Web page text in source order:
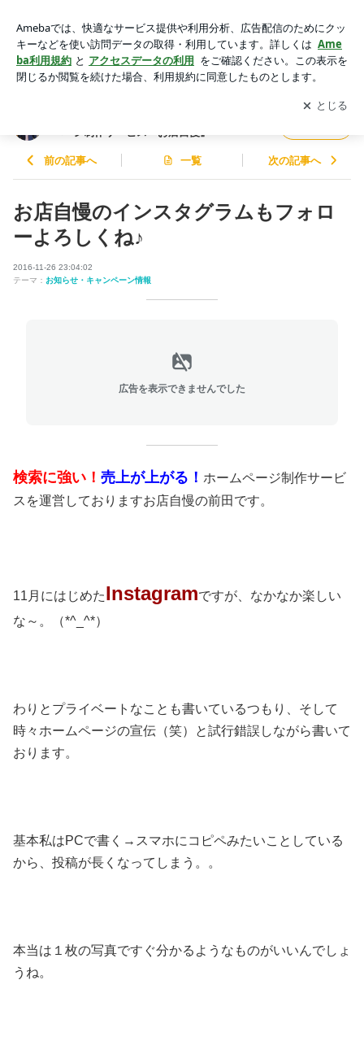
00件の実績！】誰でも簡単♪ホームページ制作サービス『お店
自慢』
アプリをダウンロードして ブログの更新通知
を受け取りまし
ょう。
開く
ページ制作サービス『お店自慢』
前の記事へ 一覧 次の記事へ
お店自慢のインスタグラムもフォロ
ーよろしくね♪
2016-11-26 23:04:02
テーマ： お知らせ・キャンペーン情報
広告を表示できませんでした
検索に強い！ 売上が上がる！ ホームページ制作サービ
スを運営しておりますお店自慢の前田です。
11月にはじめたInstagramですが、なかなか楽しい
な～。（*^_^*）
わりとプライベートなことも書いているつもり、そして
時々ホームページの宣伝（笑）と試行錯誤しながら書いて
おります。
基本私はPCで書く→スマホにコピペみたいことしている
から、投稿が長くなってしまう。。
本当は１枚の写真ですぐ分かるようなものがいいんでしょ
うね。